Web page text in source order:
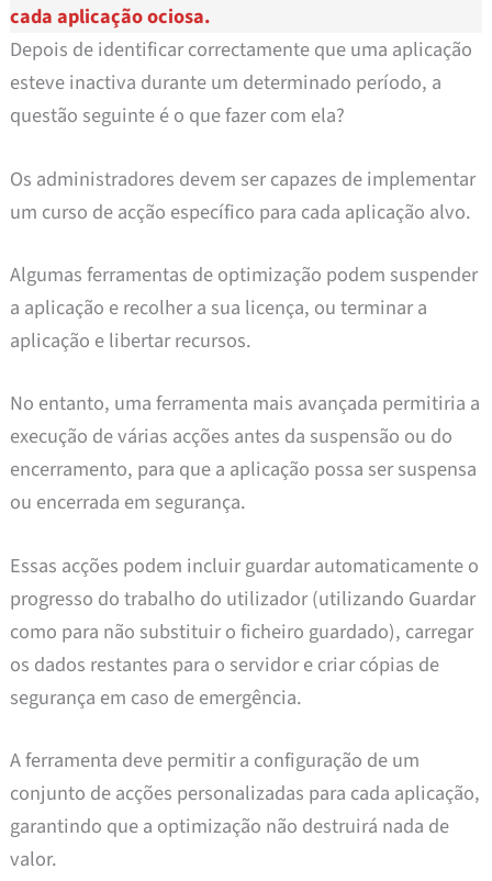
cada aplicação ociosa.
Depois de identificar correctamente que uma aplicação
esteve inactiva durante um determinado período, a
questão seguinte é o que fazer com ela?
Os administradores devem ser capazes de implementar
um curso de acção específico para cada aplicação alvo.
Algumas ferramentas de optimização podem suspender
a aplicação e recolher a sua licença, ou terminar a
aplicação e libertar recursos.
No entanto, uma ferramenta mais avançada permitiria a
execução de várias acções antes da suspensão ou do
encerramento, para que a aplicação possa ser suspensa
ou encerrada em segurança.
Essas acções podem incluir guardar automaticamente o
progresso do trabalho do utilizador (utilizando Guardar
como para não substituir o ficheiro guardado), carregar
os dados restantes para o servidor e criar cópias de
segurança em caso de emergência.
A ferramenta deve permitir a configuração de um
conjunto de acções personalizadas para cada aplicação,
garantindo que a optimização não destruirá nada de
valor.